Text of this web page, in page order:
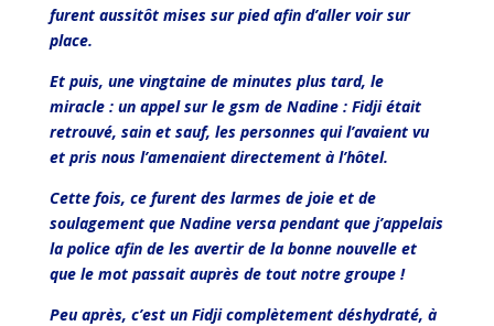
furent aussitôt mises sur pied afin d’aller voir sur
place.
Et puis, une vingtaine de minutes plus tard, le
miracle : un appel sur le gsm de Nadine : Fidji était
retrouvé, sain et sauf, les personnes qui l’avaient vu
et pris nous l’amenaient directement à l’hôtel.
Cette fois, ce furent des larmes de joie et de
soulagement que Nadine versa pendant que j’appelais
la police afin de les avertir de la bonne nouvelle et
que le mot passait auprès de tout notre groupe !
Peu après, c’est un Fidji complètement déshydraté, à